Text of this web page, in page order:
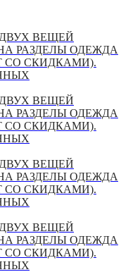
ВЕЩЕЙ
РАЗДЕЛЫ ОДЕЖДА
СО СКИДКАМИ).
ВЕЩЕЙ
РАЗДЕЛЫ ОДЕЖДА
СО СКИДКАМИ).
ВЕЩЕЙ
РАЗДЕЛЫ ОДЕЖДА
СО СКИДКАМИ).
ВЕЩЕЙ
РАЗДЕЛЫ ОДЕЖДА
СО СКИДКАМИ).